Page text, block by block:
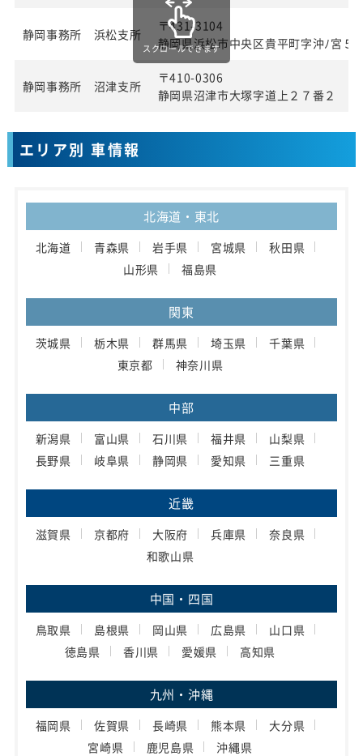
静岡事務所 浜松支所
〒431-3104
静岡県浜松市中央区貴平町字沖ﾉ宮５
静岡事務所 沼津支所
〒410-0306
静岡県沼津市大塚字道上２７番２
スクロールできます
エリア別 車情報
北海道・東北
北海道 青森県 岩手県 宮城県
秋田県
山形県
福島県
関東
茨城県 栃木県 群馬県 埼玉県
千葉県
東京都
神奈川県
中部
新潟県 富山県 石川県 福井県
山梨県
長野県
岐阜県 静岡県 愛知県 三重県
近畿
滋賀県 京都府 大阪府 兵庫県
奈良県
和歌山県
中国・四国
鳥取県 島根県 岡山県 広島県
山口県
徳島県
香川県 愛媛県 高知県
九州・沖縄
福岡県 佐賀県 長崎県 熊本県
大分県
宮崎県
鹿児島県 沖縄県